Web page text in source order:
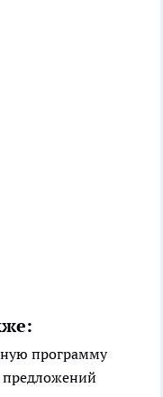
программу
предложений